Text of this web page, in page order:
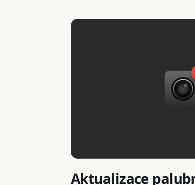
Aktualizace